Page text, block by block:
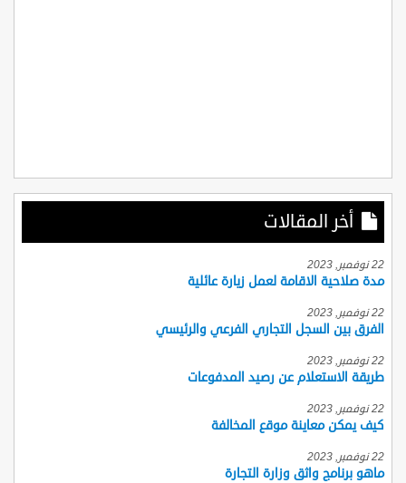
أخر المقالات
22 نوفمبر, 2023
مدة صلاحية الاقامة لعمل زيارة عائلية
22 نوفمبر, 2023
الفرق بين السجل التجاري الفرعي والرئيسي
22 نوفمبر, 2023
طريقة الاستعلام عن رصيد المدفوعات
22 نوفمبر, 2023
كيف يمكن معاينة موقع المخالفة
22 نوفمبر, 2023
ماهو برنامج واثق وزارة التجارة